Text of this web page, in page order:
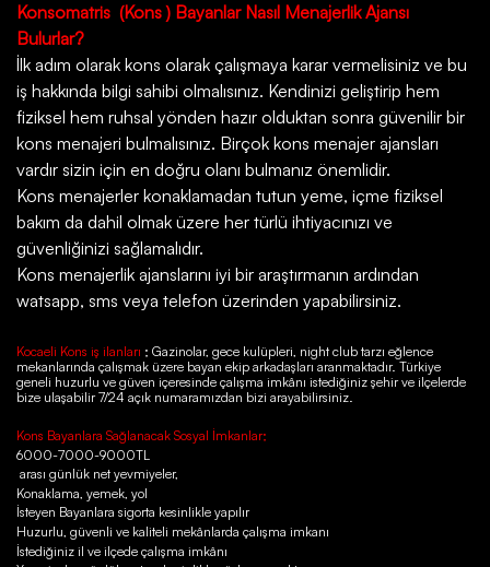
Konsomatris (Kons ) Bayanlar Nasıl Menajerlik Ajansı
Bulurlar?
İlk adım olarak kons olarak çalışmaya karar vermelisiniz ve bu
iş hakkında bilgi sahibi olmalısınız. Kendinizi geliştirip hem
fiziksel hem ruhsal yönden hazır olduktan sonra güvenilir bir
kons menajeri bulmalısınız. Birçok kons menajer ajansları
vardır sizin için en doğru olanı bulmanız önemlidir.
Kons menajerler konaklamadan tutun yeme, içme fiziksel
bakım da dahil olmak üzere her türlü ihtiyacınızı ve
güvenliğinizi sağlamalıdır.
Kons menajerlik ajanslarını iyi bir araştırmanın ardından
watsapp, sms veya telefon üzerinden yapabilirsiniz.
Kocaeli Kons iş ilanları ; Gazinolar, gece kulüpleri, night club tarzı eğlence
mekanlarında çalışmak üzere bayan ekip arkadaşları aranmaktadır. Türkiye
geneli huzurlu ve güven içeresinde çalışma imkânı istediğiniz şehir ve ilçelerde
bize ulaşabilir 7/24 açık numaramızdan bizi arayabilirsiniz.
Kons Bayanlara Sağlanacak Sosyal İmkanlar;
6000-7000-9000TL
arası günlük net yevmiyeler,
Konaklama, yemek, yol
İsteyen Bayanlara sigorta kesinlikle yapılır
Huzurlu, güvenli ve kaliteli mekânlarda çalışma imkanı
İstediğiniz il ve ilçede çalışma imkânı